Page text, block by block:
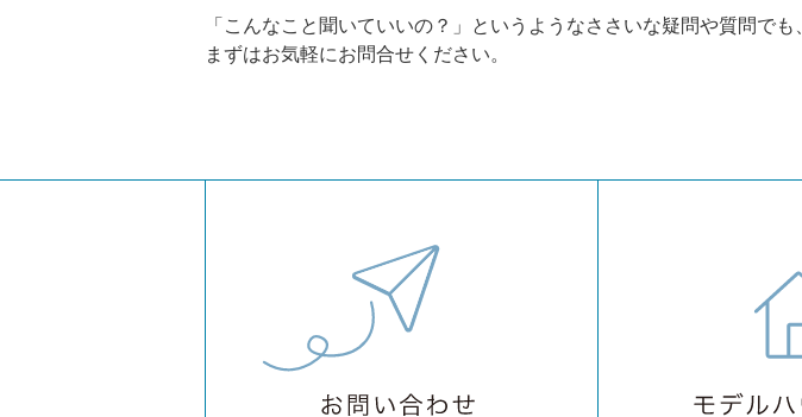
「こんなこと聞いていいの？」 というようなささいな疑問や質問でも、
まずはお気軽にお問合せください。